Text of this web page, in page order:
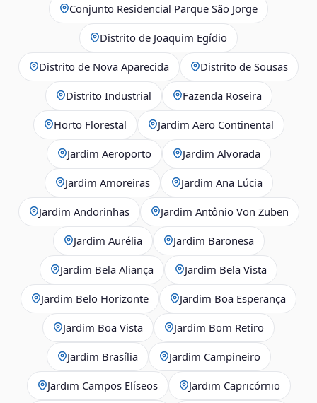
Conjunto Residencial Parque São Jorge
Distrito de Joaquim Egídio
Distrito de Nova Aparecida Distrito de Sousas
Distrito Industrial Fazenda Roseira
Horto Florestal Jardim Aero Continental
Jardim Aeroporto Jardim Alvorada
Jardim Amoreiras Jardim Ana Lúcia
Jardim Andorinhas Jardim Antônio Von Zuben
Jardim Aurélia Jardim Baronesa
Jardim Bela Aliança Jardim Bela Vista
Jardim Belo Horizonte Jardim Boa Esperança
Jardim Boa Vista Jardim Bom Retiro
Jardim Brasília Jardim Campineiro
Jardim Campos Elíseos Jardim Capricórnio